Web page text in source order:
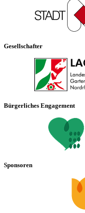
Gesellschafter
Bürgerliches Engagement
Sponsoren